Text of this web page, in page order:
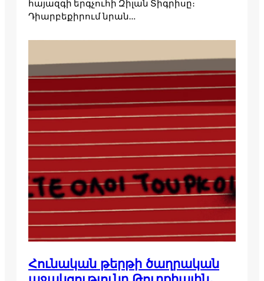
հայազգի երգչուհի Զիլան Տիգրիսը։
Դիարբեքիրում նրան…
Հունական թերթի ծաղրական